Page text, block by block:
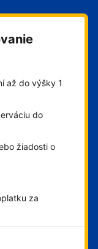
až do výšky 1
do
žiadosti o
za